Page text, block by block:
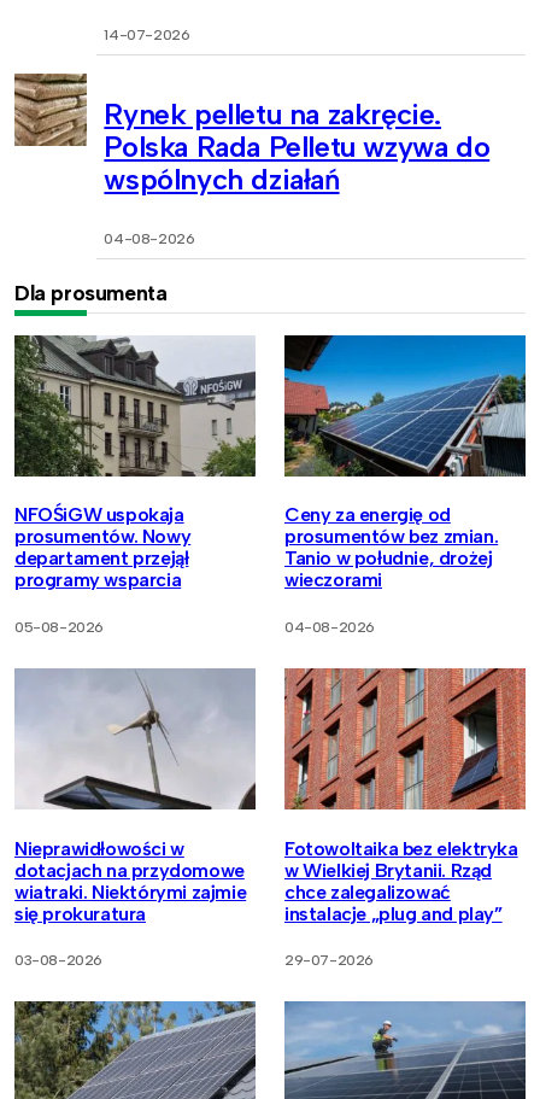
14-07-2026
Rynek pelletu na zakręcie.
Polska Rada Pelletu wzywa do
wspólnych działań
04-08-2026
Dla prosumenta
NFOŚiGW uspokaja
prosumentów. Nowy
departament przejął
programy wsparcia
05-08-2026
Ceny za energię od
prosumentów bez zmian.
Tanio w południe, drożej
wieczorami
04-08-2026
Nieprawidłowości w
dotacjach na przydomowe
wiatraki. Niektórymi zajmie
się prokuratura
03-08-2026
Fotowoltaika bez elektryka
w Wielkiej Brytanii. Rząd
chce zalegalizować
instalacje „plug and play”
29-07-2026